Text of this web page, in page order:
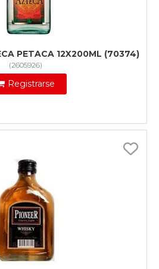
PETACA 12X200ML (70374)
(2605926)
Registrarse